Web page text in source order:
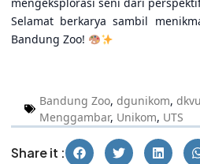
mengeksplorasi seni dari
Selamat berkarya sambil
Bandung Zoo!
Bandung Zoo, dgunikom,
Menggambar, Unikom, UTS
Share it :